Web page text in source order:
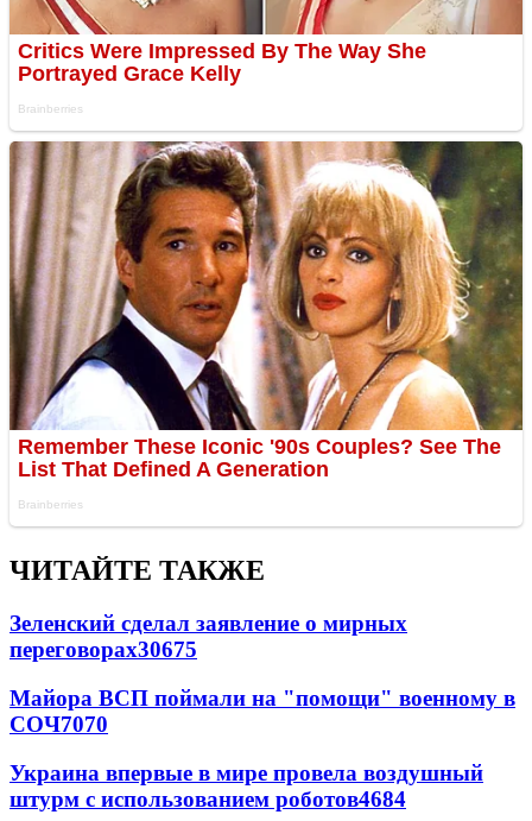
ЧИТАЙТЕ ТАКЖЕ
Зеленский сделал заявление о мирных
переговорах30675
Майора ВСП поймали на "помощи" военному в
СОЧ7070
Украина впервые в мире провела воздушный
штурм с использованием роботов4684